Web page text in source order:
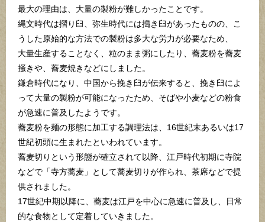
最大の理由は、大量の製粉が難しかったことです。
縄文時代は摺り臼、弥生時代には搗き臼があったものの、こ
うした原始的な方法での製粉は多大な労力が必要なため、
大量生産することなく、粒のまま粥にしたり、蕎麦粉を蕎麦
掻きや、蕎麦焼きなどにしました。
鎌倉時代になり、中国から挽き臼が伝来すると、挽き臼によ
って大量の製粉が可能になったため、そばや小麦などの粉食
が急速に普及したようです。
蕎麦粉を麺の形態に加工する調理法は、16世紀末あるいは17
世紀初頭に生まれたといわれています。
蕎麦切りという形態が確立されて以降、江戸時代初期に寺院
などで「寺方蕎麦」として蕎麦切りが作られ、茶席などで提
供されました。
17世紀中期以降に、蕎麦は江戸を中心に急速に普及し、日常
的な食物として定着していきました。